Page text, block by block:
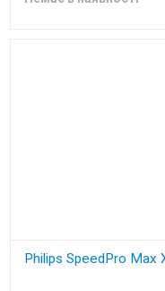
Philips SpeedPro Max